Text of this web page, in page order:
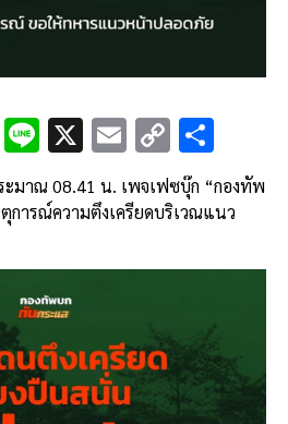
F
b
Li
n
e
X E
ai
C
o
py
n
ar
ะมาณ 08.41 น. เพจเฟซบุ๊ก “กองทัพ
การณ์ความตึงเครียดบริเวณแนว